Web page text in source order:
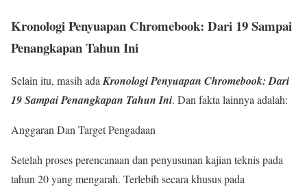
Kronologi Penyuapan Chromebook: Dari 19 Sampai
Penangkapan Tahun Ini
Selain itu, masih adaKronologi Penyuapan Chromebook: Dari
19 Sampai Penangkapan Tahun Ini. Dan fakta lainnya adalah:
Anggaran Dan Target Pengadaan
Setelah proses perencanaan dan penyusunan kajian teknis pada
tahun 20 yang mengarah. Terlebih secara khusus pada